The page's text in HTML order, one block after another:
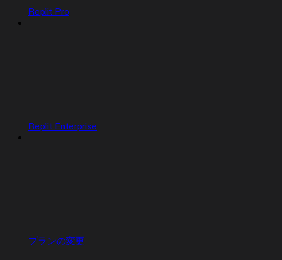
Replit Pro
Replit Enterprise
プランの変更